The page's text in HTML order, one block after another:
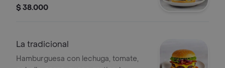
salsas. Incluye bebida Postobón de
$ 38.000
La tradicional
Hamburguesa con lechuga, tomate,